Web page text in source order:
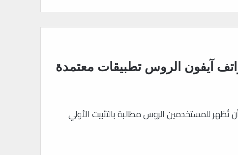
آيفون الروس تطبيقات معتمدة
للمستخدمين الروس مطالبة بالتثبيت الأولي